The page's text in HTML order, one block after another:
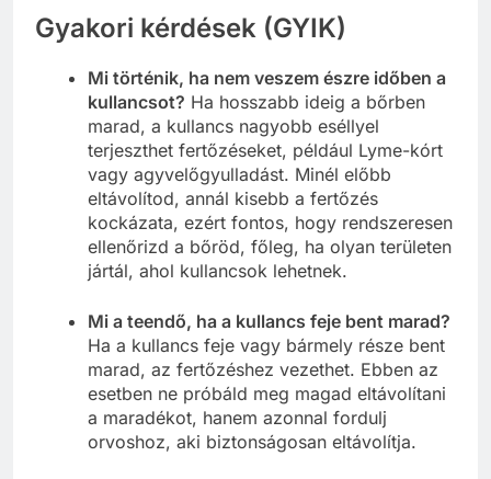
Gyakori kérdések (GYIK)
Mi történik, ha nem veszem észre időben a
kullancsot? Ha hosszabb ideig a bőrben
marad, a kullancs nagyobb eséllyel
terjeszthet fertőzéseket, például Lyme-kórt
vagy agyvelőgyulladást. Minél előbb
eltávolítod, annál kisebb a fertőzés
kockázata, ezért fontos, hogy rendszeresen
ellenőrizd a bőröd, főleg, ha olyan területen
jártál, ahol kullancsok lehetnek.
Mi a teendő, ha a kullancs feje bent marad?
Ha a kullancs feje vagy bármely része bent
marad, az fertőzéshez vezethet. Ebben az
esetben ne próbáld meg magad eltávolítani
a maradékot, hanem azonnal fordulj
orvoshoz, aki biztonságosan eltávolítja.